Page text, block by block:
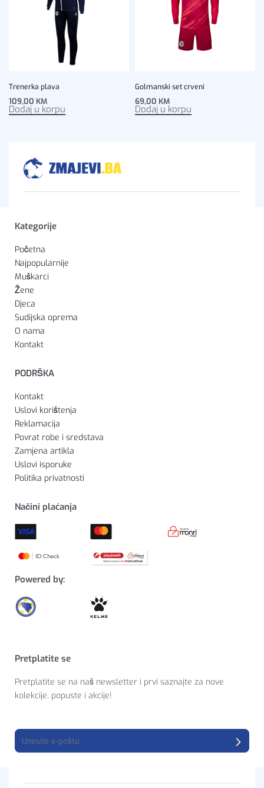
Trenerka plava
109,00 KM
Dodaj u korpu
Golmanski set crveni
69,00 KM
Dodaj u korpu
Kategorije
Početna
Najpopularnije
Muškarci
Žene
Djeca
Sudijska oprema
O nama
Kontakt
PODRŠKA
Kontakt
Uslovi korištenja
Reklamacija
Povrat robe i sredstava
Zamjena artikla
Uslovi isporuke
Politika privatnosti
Načini plaćanja
Powered by:
Pretplatite se
Pretplatite se na naš newsletter i prvi saznajte za nove
kolekcije, popuste i akcije!